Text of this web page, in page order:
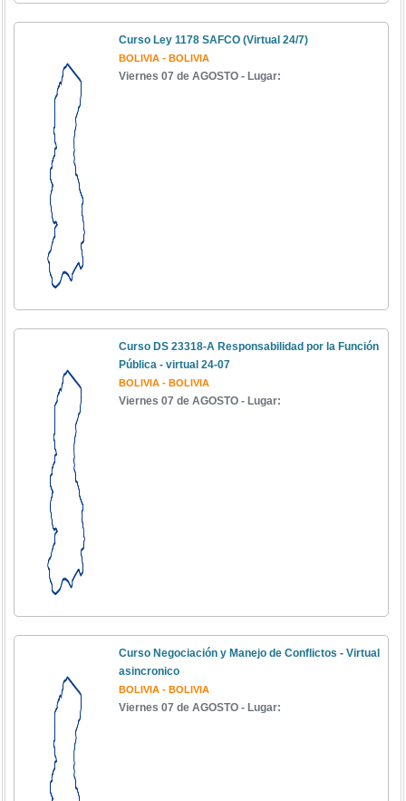
Curso Ley 1178 SAFCO (Virtual 24/7)
BOLIVIA - BOLIVIA
Viernes 07 de AGOSTO - Lugar:
Curso DS 23318-A Responsabilidad por la Función
Pública - virtual 24-07
BOLIVIA - BOLIVIA
Viernes 07 de AGOSTO - Lugar:
Curso Negociación y Manejo de Conflictos - Virtual
asincronico
BOLIVIA - BOLIVIA
Viernes 07 de AGOSTO - Lugar: